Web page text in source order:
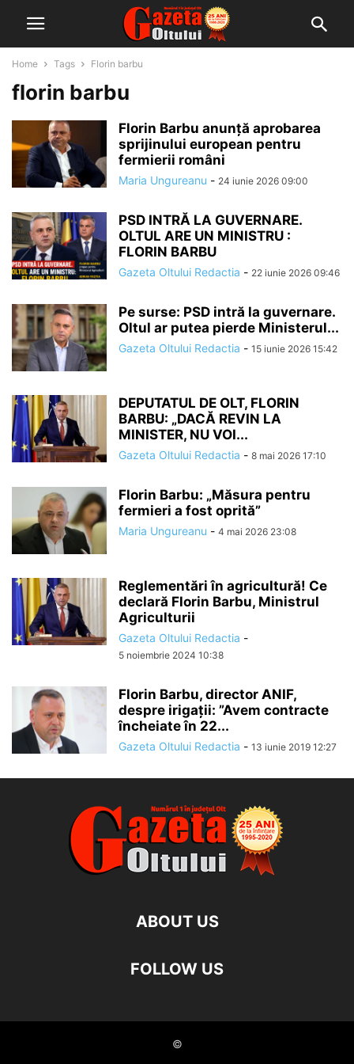
Home Tags Florin barbu
florin barbu
Florin Barbu anunță aprobarea
sprijinului european pentru
fermierii români
Maria Ungureanu - 24 iunie 2026 09:00
PSD INTRĂ LA GUVERNARE.
OLTUL ARE UN MINISTRU :
FLORIN BARBU
Gazeta Oltului Redactia - 22 iunie 2026 09:46
Pe surse: PSD intră la guvernare.
Oltul ar putea pierde Ministerul...
Gazeta Oltului Redactia - 15 iunie 2026 15:42
DEPUTATUL DE OLT, FLORIN
BARBU: „DACĂ REVIN LA
MINISTER, NU VOI...
Gazeta Oltului Redactia - 8 mai 2026 17:10
Florin Barbu: „Măsura pentru
fermieri a fost oprită”
Maria Ungureanu - 4 mai 2026 23:08
Reglementări în agricultură! Ce
declară Florin Barbu, Ministrul
Agriculturii
Gazeta Oltului Redactia -
5 noiembrie 2024 10:38
Florin Barbu, director ANIF,
despre irigații: ”Avem contracte
încheiate în 22...
Gazeta Oltului Redactia - 13 iunie 2019 12:27
ABOUT US
FOLLOW US
©